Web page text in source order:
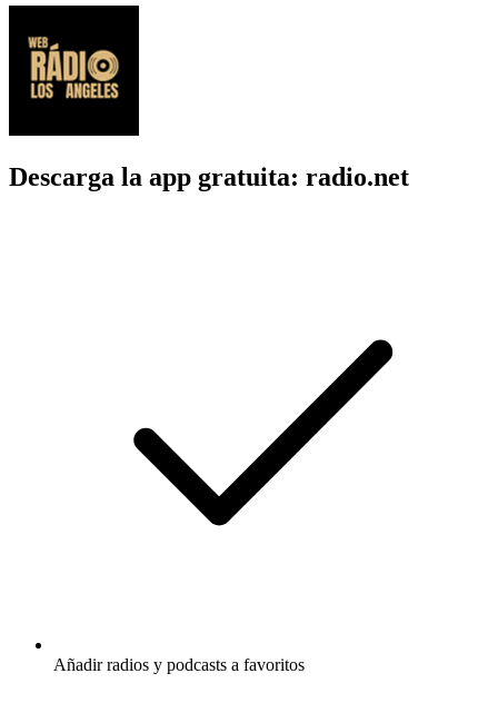
Descarga la app gratuita: radio.net
Añadir radios y podcasts a favoritos